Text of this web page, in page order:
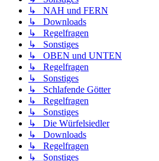
↳ NAH und FERN
↳ Downloads
↳ Regelfragen
↳ Sonstiges
↳ OBEN und UNTEN
↳ Regelfragen
↳ Sonstiges
↳ Schlafende Götter
↳ Regelfragen
↳ Sonstiges
↳ Die Würfelsiedler
↳ Downloads
↳ Regelfragen
↳ Sonstiges